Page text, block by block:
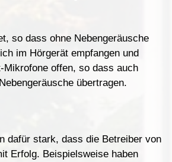
so dass ohne Nebengeräusche
im Hörgerät empfangen und
Mikrofone offen, so dass auch
übertragen.
dafür stark, dass die Betreiber von
Erfolg. Beispielsweise haben